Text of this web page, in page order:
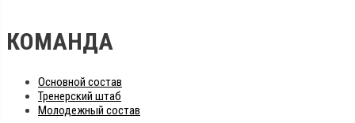
КОМАНДА
Основной состав
Тренерский штаб
Молодежный состав